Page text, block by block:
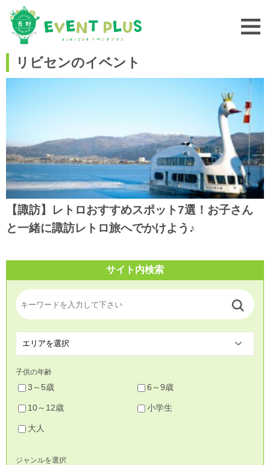
リビセンのイベント
【諏訪】レトロおすすめスポット7選！お子さん
と一緒に諏訪レトロ旅へでかけよう♪
サイト内検索
子供の年齢
3～5歳 6～9歳
10～12歳 小学生
大人
ジャンルを選択